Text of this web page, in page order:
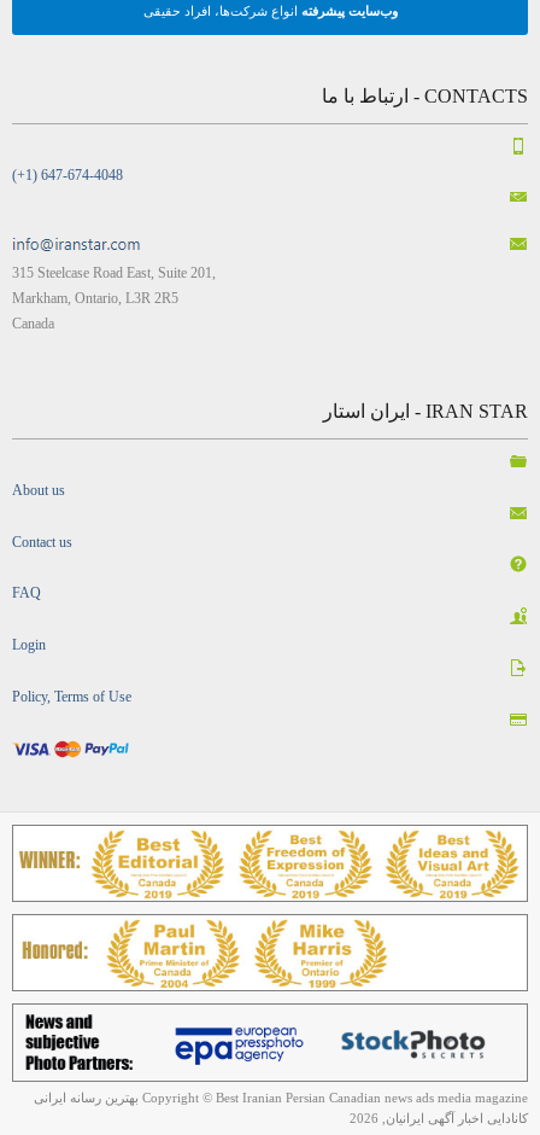
وب‌سایت پیشرفته انواع شرکت‌ها، افراد حقیقی
CONTACTS - ارتباط با ما
(+1) 647-674-4048
315 Steelcase Road East, Suite 201,
Markham, Ontario, L3R 2R5
Canada
IRAN STAR - ایران استار
About us
Contact us
FAQ
Login
Policy, Terms of Use
Copyright © Best Iranian Persian Canadian news ads media magazine بهترین رسانه ایرانی
کانادایی اخبار آگهی ایرانیان, 2026